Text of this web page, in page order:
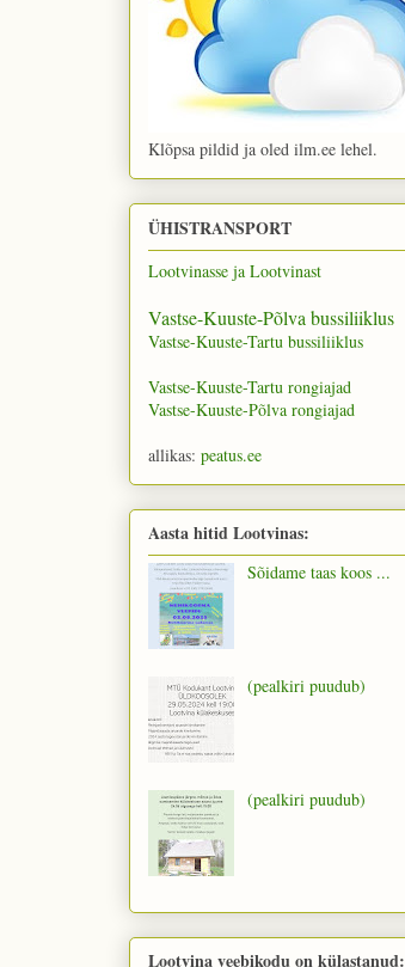
Klõpsa pildid ja oled ilm.ee lehel.
ÜHISTRANSPORT
Lootvinasse ja Lootvinast
Vastse-Kuuste-Põlva bussiliiklus
Vastse-Kuuste-Tartu bussiliiklus
Vastse-Kuuste-Tartu rongiajad
Vastse-Kuuste-Põlva rongiajad
allikas: peatus.ee
Aasta hitid Lootvinas:
Sõidame taas koos ...
(pealkiri puudub)
(pealkiri puudub)
Lootvina veebikodu on külastanud: